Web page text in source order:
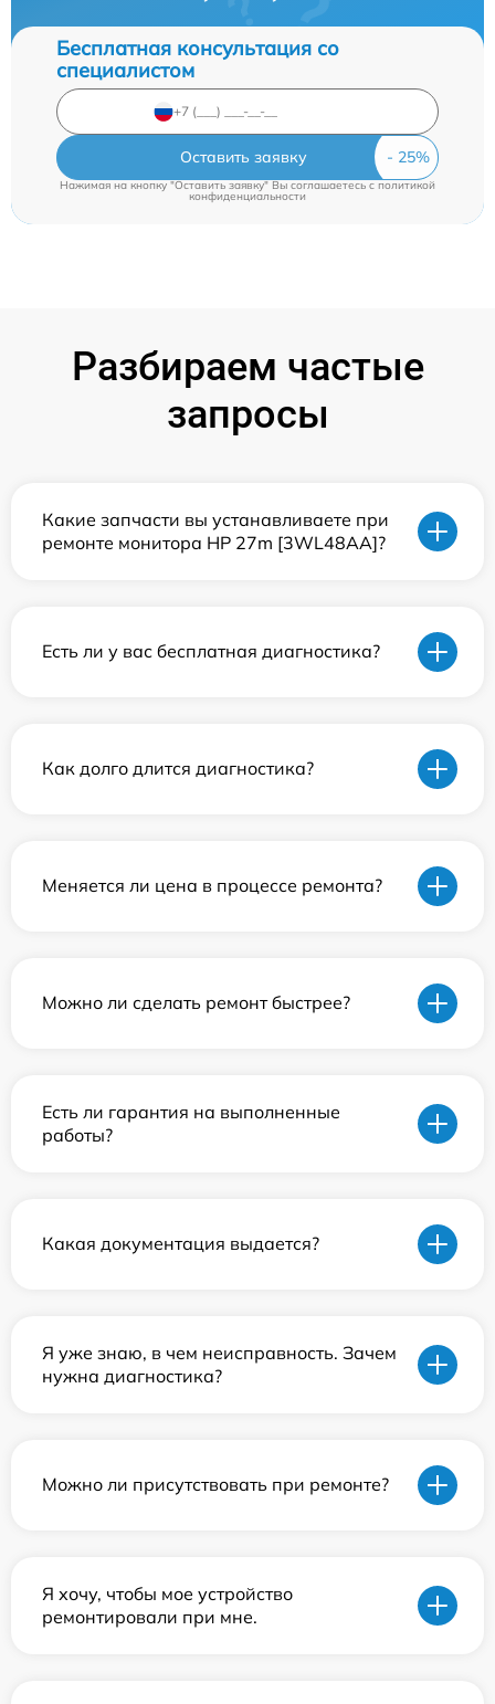
Бесплатная консультация со
специалистом
Оставить заявку
Нажимая на кнопку "Оставить заявку" Вы соглашаетесь cполитикой
конфиденциальности
Разбираем частые
запросы
Какие запчасти вы устанавливаете при
ремонте монитора HP 27m [3WL48AA]?
Есть ли у вас бесплатная диагностика?
Как долго длится диагностика?
Меняется ли цена в процессе ремонта?
Можно ли сделать ремонт быстрее?
Есть ли гарантия на выполненные
работы?
Какая документация выдается?
Я уже знаю, в чем неисправность. Зачем
нужна диагностика?
Можно ли присутствовать при ремонте?
Я хочу, чтобы мое устройство
ремонтировали при мне.